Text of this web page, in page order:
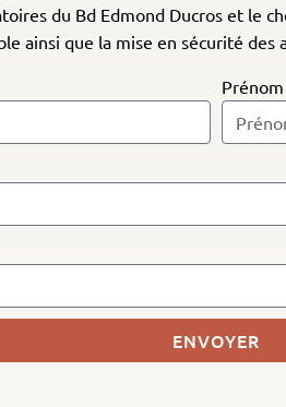
du Bd Edmond Ducros et le
ainsi que la mise en sécurité des
Prénom
ENVOYER